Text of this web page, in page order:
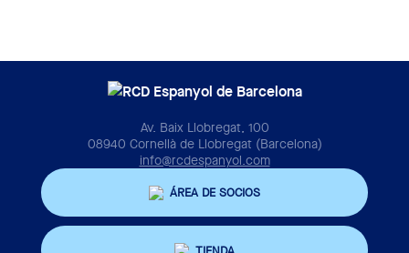
Av. Baix Llobregat, 100
08940 Cornellà de Llobregat (Barcelona)
info@rcdespanyol.com
ÁREA DE SOCIOS